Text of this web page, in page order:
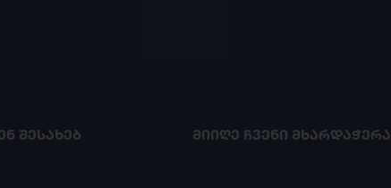
ᲨᲔᲡᲐᲮᲔᲑ ᲛᲘᲘᲦᲔ ᲩᲕᲔᲜᲘ ᲛᲮᲐᲠᲓᲐᲭᲔᲠᲐ